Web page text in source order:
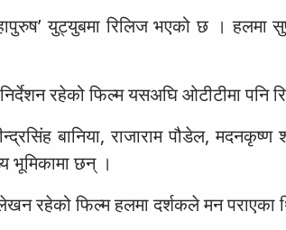
युट्युबमा रिलिज भएको छ । हलमा
रहेको फिल्म यसअघि ओटीटीमा पनि
बानिया, राजाराम पौडेल,
भूमिकामा छन् ।
रहेको फिल्म हलमा दर्शकले मन पराएका